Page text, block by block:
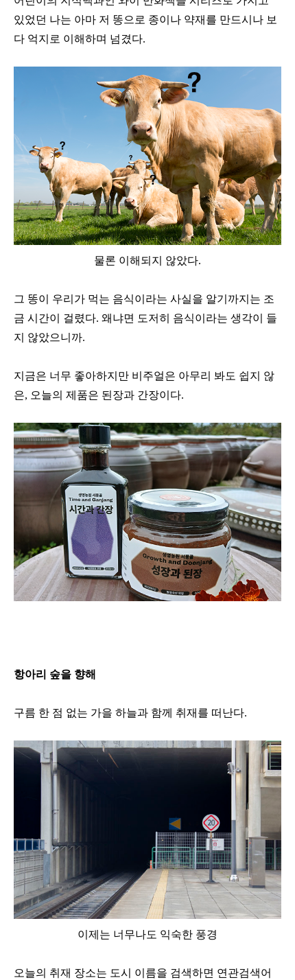
있었던 나는 아마 저 똥으로 종이나 약재를 만드시나 보
다 억지로 이해하며 넘겼다.
물론 이해되지 않았다.
그 똥이 우리가 먹는 음식이라는 사실을 알기까지는 조
금 시간이 걸렸다. 왜냐면 도저히 음식이라는 생각이 들
지 않았으니까.
지금은 너무 좋아하지만 비주얼은 아무리 봐도 쉽지 않
은, 오늘의 제품은 된장과 간장이다.
항아리 숲을 향해
구름 한 점 없는 가을 하늘과 함께 취재를 떠난다.
이제는 너무나도 익숙한 풍경
오늘의 취재 장소는 도시 이름을 검색하면 연관검색어